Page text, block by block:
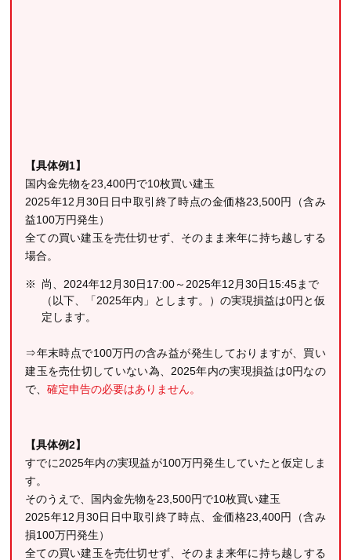
【具体例1】
国内金先物を23,400円で10枚買い建玉
2025年12月30日日中取引終了時点の金価格23,500円（含み
益100万円発生）
全ての買い建玉を売仕切せず、そのまま来年に持ち越しする
場合。
尚、2024年12月30日17:00～2025年12月30日15:45まで
（以下、「2025年内」とします。）の実現損益は0円と仮
定します。
⇒年末時点で100万円の含み益が発生しておりますが、買い
建玉を売仕切していない為、2025年内の実現損益は0円なの
で、確定申告の必要はありません。
【具体例2】
すでに2025年内の実現益が100万円発生していたと仮定しま
す。
そのうえで、国内金先物を23,500円で10枚買い建玉
2025年12月30日日中取引終了時点、金価格23,400円（含み
損100万円発生）
全ての買い建玉を売仕切せず、そのまま来年に持ち越しする